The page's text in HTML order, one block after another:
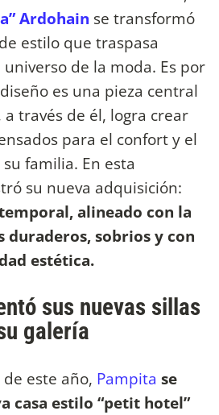
Ardohain se transformó
estilo que traspasa
de la moda. Es por
es una pieza central
través de él, logra crear
para el confort y el
familia. En esta
su nueva adquisición:
alineado con la
duraderos, sobrios y con
estética.
sus nuevas sillas
galería
este año, Pampita se
casa estilo “petit hotel”